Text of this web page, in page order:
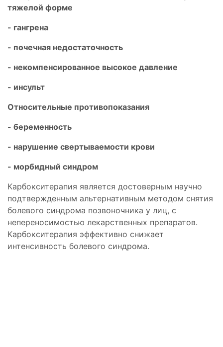
тяжелой форме
- гангрена
- почечная недостаточность
- некомпенсированное высокое давление
- инсульт
Относительные противопоказания
- беременность
- нарушение свертываемости крови
- морбидный синдром
Карбокситерапия является достоверным научно
подтвержденным альтернативным методом снятия
болевого синдрома позвоночника у лиц, с
непереносимостью лекарственных препаратов.
Карбокситерапия эффективно снижает
интенсивность болевого синдрома.